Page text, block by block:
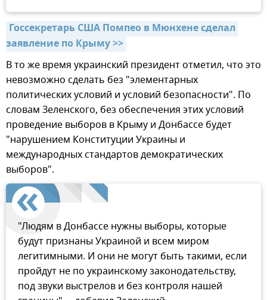
Госсекретарь США Помпео в Мюнхене сделал
заявление по Крыму >>
В то же время украинский президент отметил, что это
невозможно сделать без "элементарных
политических условий и условий безопасности". По
словам Зеленского, без обеспечения этих условий
проведение выборов в Крыму и Донбассе будет
"нарушением Конституции Украины и
международных стандартов демократических
выборов".
"Людям в Донбассе нужны выборы, которые
будут признаны Украиной и всем миром
легитимными. И они не могут быть такими, если
пройдут не по украинскому законодательству,
под звуки выстрелов и без контроля нашей